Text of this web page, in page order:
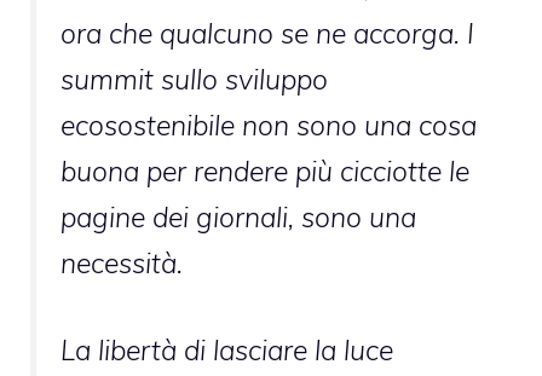
ora che qualcuno se ne accorga. I
summit sullo sviluppo
ecosostenibile non sono una cosa
buona per rendere più cicciotte le
pagine dei giornali, sono una
necessità.
La libertà di lasciare la luce